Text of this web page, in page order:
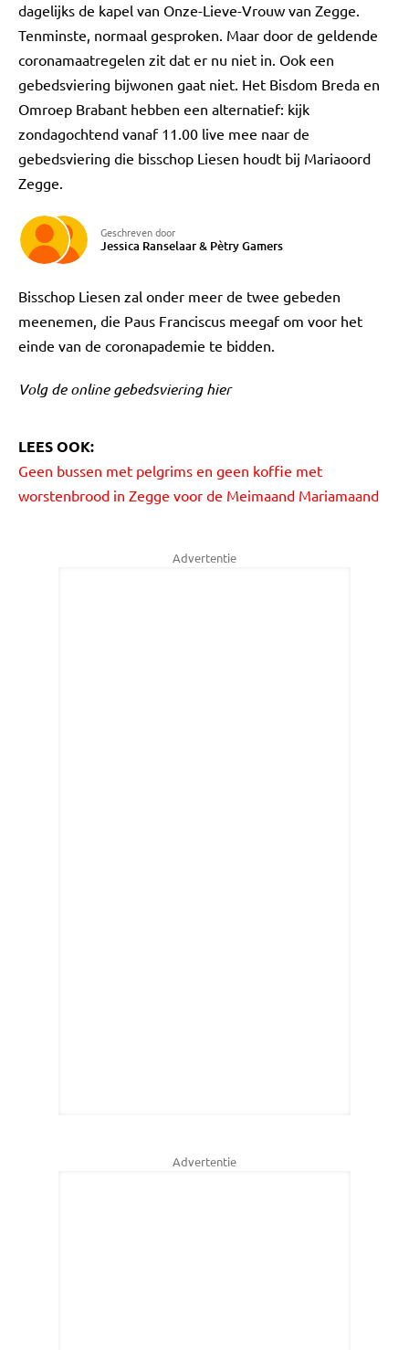
dagelijks de kapel van Onze-Lieve-Vrouw van Zegge.
Tenminste, normaal gesproken. Maar door de geldende
coronamaatregelen zit dat er nu niet in. Ook een
gebedsviering bijwonen gaat niet. Het Bisdom Breda en
Omroep Brabant hebben een alternatief: kijk
zondagochtend vanaf 11.00 live mee naar de
gebedsviering die bisschop Liesen houdt bij Mariaoord
Zegge.
Geschreven door
Jessica Ranselaar& Pètry Gamers
Bisschop Liesen zal onder meer de twee gebeden
meenemen, die Paus Franciscus meegaf om voor het
einde van de coronapademie te bidden.
Volg de online gebedsviering hier
LEES OOK:
Geen bussen met pelgrims en geen koffie met
worstenbrood in Zegge voor de Meimaand Mariamaand
Advertentie
Advertentie